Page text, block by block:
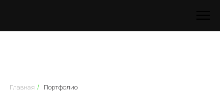
Главная / Портфолио